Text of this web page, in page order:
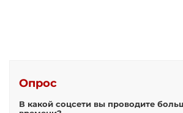
Опрос
В какой соцсети вы проводите